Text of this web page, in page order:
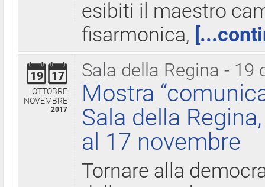
esibiti il maestro
fisarmonica,
Sala della Regina - 19
19 17
OTTOBRE
NOVEMBRE
2017
Mostra
Sala della
al 17 novembre
Tornare alla